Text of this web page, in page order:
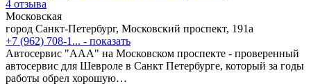
4 отзыва
Московская
город Санкт-Петербург, Московский проспект, 191а
+7 (962) 708-1... - показать
Автосервис "ААА" на Московском проспекте - проверенный
автосервис для Шевроле в Санкт Петербурге, который за годы
работы обрел хорошую…